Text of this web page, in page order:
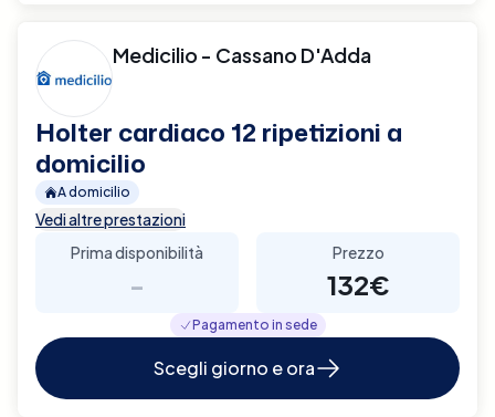
Medicilio - Cassano D'Adda
Holter cardiaco 12 ripetizioni a
domicilio
A domicilio
Vedi altre prestazioni
Prima disponibilità
-
Prezzo
132€
Pagamento in sede
Scegli giorno e ora